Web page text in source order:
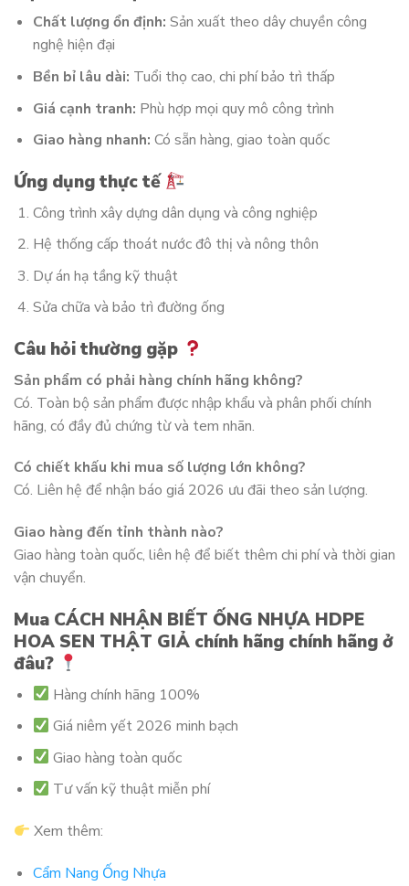
Chất lượng ổn định: Sản xuất theo dây chuyền công
nghệ hiện đại
Bền bỉ lâu dài: Tuổi thọ cao, chi phí bảo trì thấp
Giá cạnh tranh: Phù hợp mọi quy mô công trình
Giao hàng nhanh: Có sẵn hàng, giao toàn quốc
Ứng dụng thực tế
Công trình xây dựng dân dụng và công nghiệp
Hệ thống cấp thoát nước đô thị và nông thôn
Dự án hạ tầng kỹ thuật
Sửa chữa và bảo trì đường ống
Câu hỏi thường gặp
Sản phẩm có phải hàng chính hãng không?
Có. Toàn bộ sản phẩm được nhập khẩu và phân phối chính
hãng, có đầy đủ chứng từ và tem nhãn.
Có chiết khấu khi mua số lượng lớn không?
Có. Liên hệ để nhận báo giá 2026 ưu đãi theo sản lượng.
Giao hàng đến tỉnh thành nào?
Giao hàng toàn quốc, liên hệ để biết thêm chi phí và thời gian
vận chuyển.
Mua CÁCH NHẬN BIẾT ỐNG NHỰA HDPE
HOA SEN THẬT GIẢ chính hãng chính hãng ở
đâu?
Hàng chính hãng 100%
Giá niêm yết 2026 minh bạch
Giao hàng toàn quốc
Tư vấn kỹ thuật miễn phí
Xem thêm:
Cẩm Nang Ống Nhựa